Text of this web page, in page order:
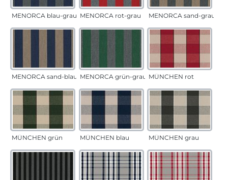
MENORCA blau-grau MENORCA rot-grau MENORCA sand-grau
MENORCA sand-blau MENORCA grün-grau MÜNCHEN rot
MÜNCHEN grün MÜNCHEN blau MÜNCHEN grau